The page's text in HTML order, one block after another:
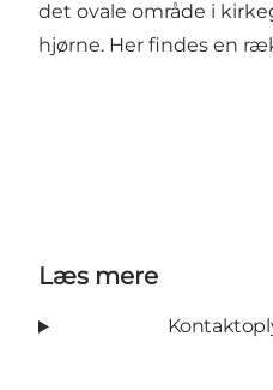
det ovale område i
hjørne. Her findes en
Læs mere